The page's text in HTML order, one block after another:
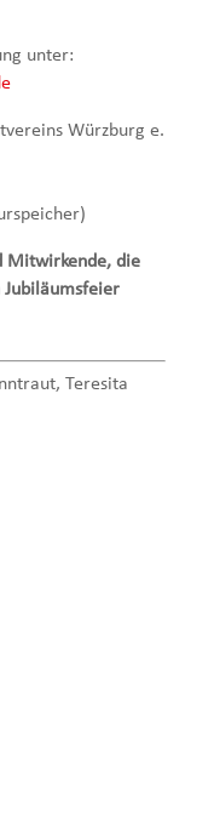
unter:
Würzburg e.
Mitwirkende, die
Jubiläumsfeier
Teresita